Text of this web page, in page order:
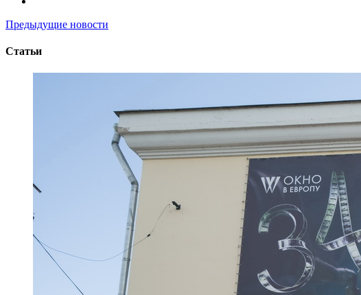
Предыдущие новости
Статьи